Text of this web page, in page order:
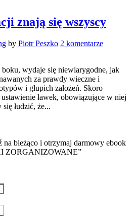
znają się wszyscy
by Piotr Peszko 2 komentarze
boku, wydaje się niewiarygodne, jak
za prawdy wieczne i
i głupich założeń. Skoro
ławek, obowiązujące w niej
łudzić, że...
na bieżąco i otrzymaj darmowy ebook
ZORGANIZOWANE”